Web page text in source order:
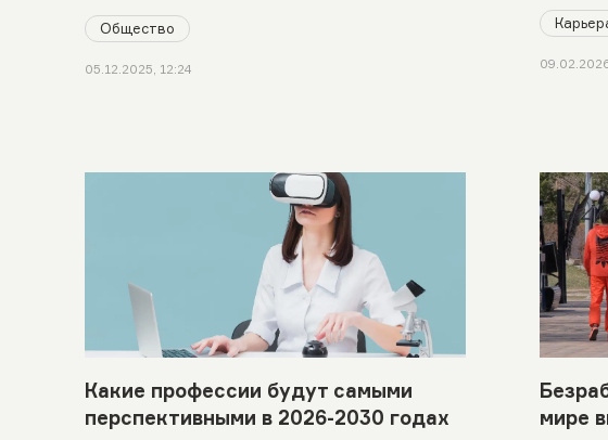
Общество
05.12.2025, 12:24
Какие профессии будут самыми
перспективными в 2026-2030 годах
мире